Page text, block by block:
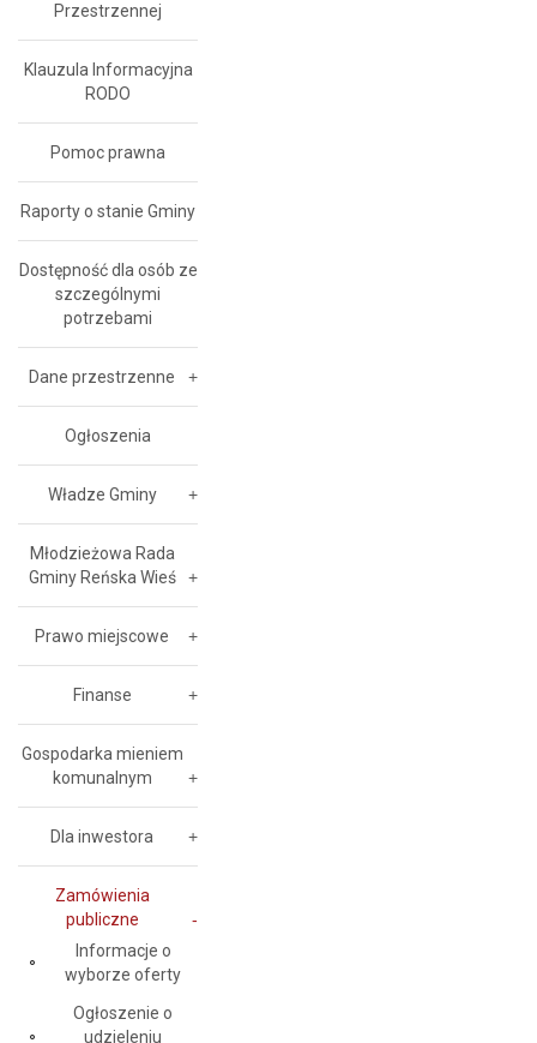
Przestrzennej
Klauzula Informacyjna
RODO
Pomoc prawna
Raporty o stanie Gminy
Dostępność dla osób ze
szczególnymi
potrzebami
Dane przestrzenne
Ogłoszenia
Władze Gminy
Młodzieżowa Rada
Gminy Reńska Wieś
Prawo miejscowe
Finanse
Gospodarka mieniem
komunalnym
Dla inwestora
Zamówienia
publiczne
Informacje o
wyborze oferty
Ogłoszenie o
udzieleniu